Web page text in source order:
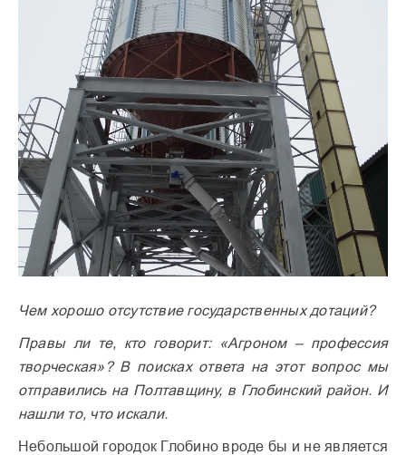
Чем хорошо отсутствие государственных дотаций?
Правы ли те, кто говорит: «Агроном – профессия
творческая»? В поисках ответа на этот вопрос мы
отправились на Полтавщину, в Глобинский район. И
нашли то, что искали.
Небольшой городок Глобино вроде бы и не является